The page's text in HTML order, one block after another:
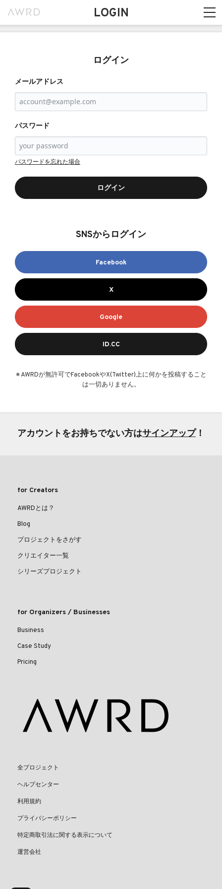
LOGIN
ログイン
メールアドレス
パスワード
パスワードを忘れた場合
ログイン
SNSからログイン
Facebook
X
Google
ID.CC
※ AWRDが無許可でFacebookやX(Twitter)上に何かを投稿すること
は一切ありません。
アカウントをお持ちでない方はサインアップ！
for Creators
AWRDとは？
Blog
プロジェクトをさがす
クリエイター一覧
シリーズプロジェクト
for Organizers / Businesses
Business
Case Study
Pricing
全プロジェクト
ヘルプセンター
利用規約
プライバシーポリシー
特定商取引法に関する表示について
運営会社